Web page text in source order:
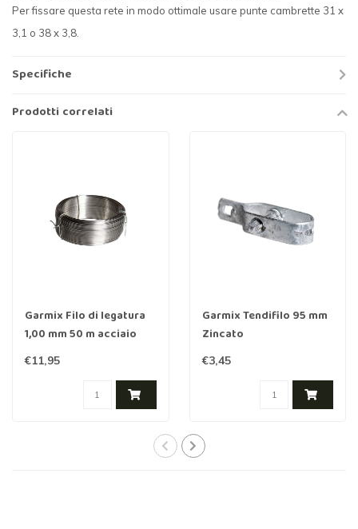
Per fissare questa rete in modo ottimale usare punte cambrette 31 x
3,1 o 38 x 3,8.
Specifiche
Prodotti correlati
Garmix Filo di legatura
1,00 mm 50 m acciaio
inox
€11,95
Garmix Tendifilo 95 mm
Zincato
€3,45